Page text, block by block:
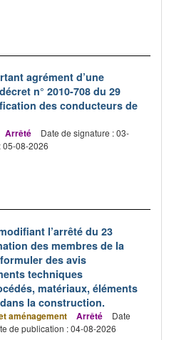
agrément d’une
n° 2010-708 du 29
des conducteurs de
Arrêté
Date de signature : 03-
05-08-2026
l’arrêté du 23
des membres de la
des avis
techniques
matériaux, éléments
la construction.
aménagement Arrêté
Date
de publication : 04-08-2026